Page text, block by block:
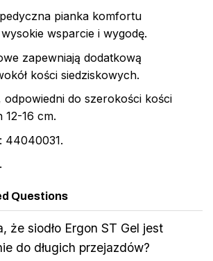
pianka komfortu
wsparcie i wygodę.
zapewniają dodatkową
kości siedziskowych.
odpowiedni do szerokości kości
12-16 cm.
44040031.
Questions
że siodło Ergon ST Gel jest
do długich przejazdów?